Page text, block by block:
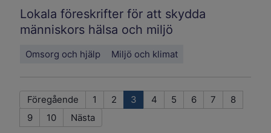
Lokala föreskrifter för att skydda
människors hälsa och miljö
Omsorg och hjälp Miljö och klimat
Föregående 1 2 3 4 5 6 7
8
9
10 Nästa